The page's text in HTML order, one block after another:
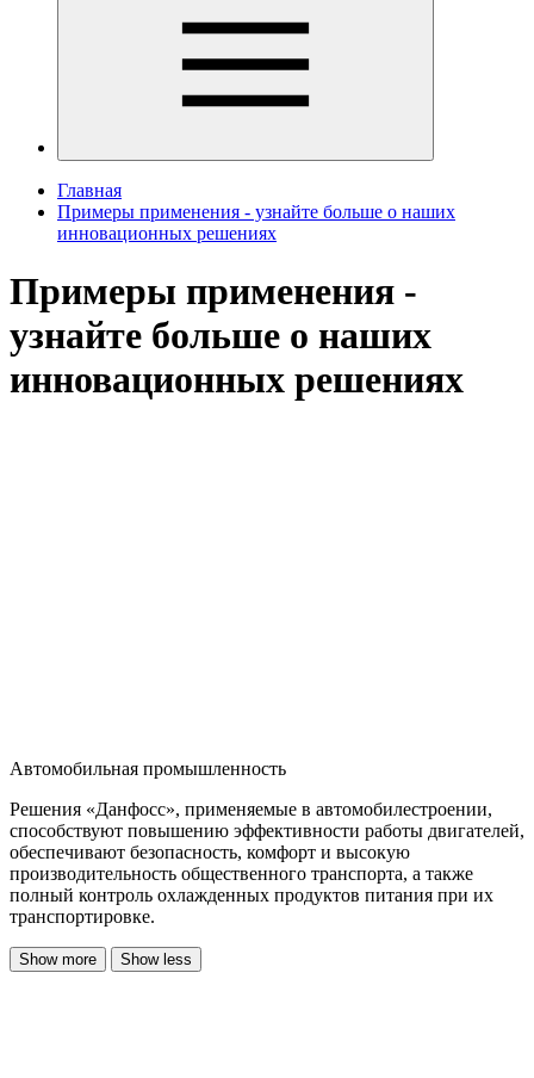
Главная
Примеры применения - узнайте больше о наших
инновационных решениях
Примеры применения -
узнайте больше о наших
инновационных решениях
Автомобильная промышленность
Решения «Данфосс», применяемые в автомобилестроении,
способствуют повышению эффективности работы двигателей,
обеспечивают безопасность, комфорт и высокую
производительность общественного транспорта, а также
полный контроль охлажденных продуктов питания при их
транспортировке.
Show more Show less